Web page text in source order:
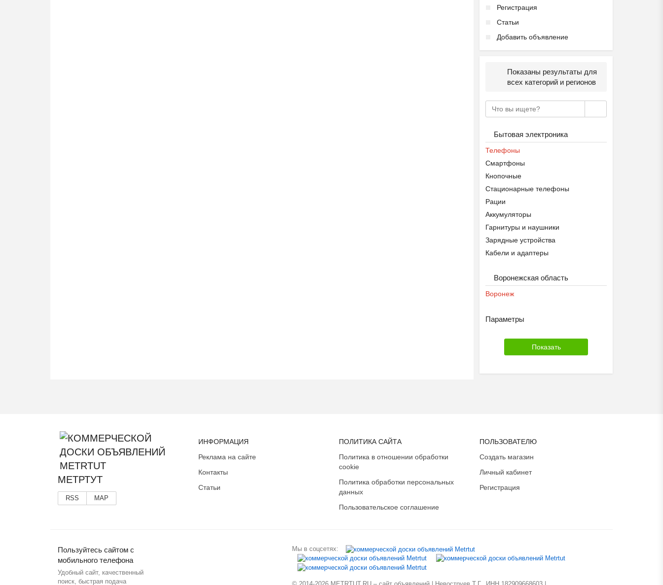
Регистрация
Статьи
Добавить объявление
Показаны результаты для
всех категорий и регионов
Бытовая электроника
Телефоны
Смартфоны
Кнопочные
Стационарные телефоны
Рации
Аккумуляторы
Гарнитуры и наушники
Зарядные устройства
Кабели и адаптеры
Запчасти
Чехлы и плёнки
Воронежская область
Воронеж
Параметры
МЕТРТУТ
RSS MAP
ИНФОРМАЦИЯ
Реклама на сайте
Контакты
Статьи
ПОЛИТИКА САЙТА
Политика в отношении обработки
cookie
Политика обработки персональных
данных
Пользовательское соглашение
ПОЛЬЗОВАТЕЛЮ
Создать магазин
Личный кабинет
Регистрация
Пользуйтесь сайтом с
мобильного телефона
Удобный сайт, качественный
поиск, быстрая подача
Мы в соцсетях: